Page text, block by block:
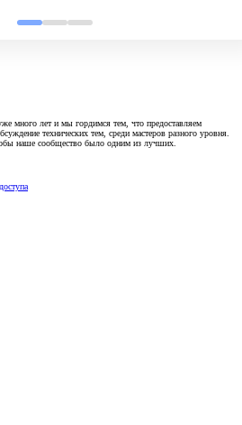
много лет и мы гордимся тем, что предоставляем
технических тем, среди мастеров разного уровня.
наше сообщество было одним из лучших.